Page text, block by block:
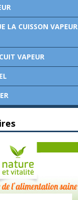
LA CUISSON VAPEUR
VAPEUR